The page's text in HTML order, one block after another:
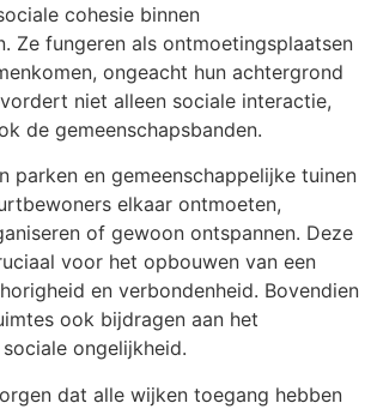
cohesie binnen
Ze fungeren als ontmoetingsplaatsen
ongeacht hun achtergrond
niet alleen sociale interactie,
de gemeenschapsbanden.
parken en gemeenschappelijke tuinen
elkaar ontmoeten,
of gewoon ontspannen. Deze
voor het opbouwen van een
en verbondenheid. Bovendien
ook bijdragen aan het
ongelijkheid.
dat alle wijken toegang hebben